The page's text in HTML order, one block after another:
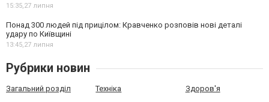
15:35,27 липня
Понад 300 людей під прицілом: Кравченко розповів нові деталі
удару по Київщині
13:45,27 липня
Рубрики новин
Загальний розділ Техніка Здоров'я